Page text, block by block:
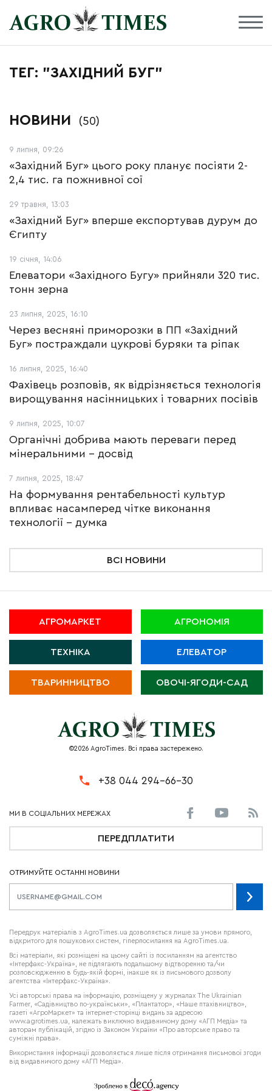
ТЕГ: "ЗАХІДНИЙ БУГ"
НОВИНИ (50)
9 липня, 09:26
«Західний Буг» цього року планує посіяти 2-
2,4 тис. га пожнивної сої
29 травня, 13:03
«Західний Буг» вперше експортував дурум до
Єгипту
19 січня, 14:06
Елеватори «Західного Бугу» прийняли 320 тис.
тонн зерна
23 липня, 2025, 16:10
Через весняні приморозки в ПП «Західний
Буг» постраждали цукрові буряки та ріпак
16 липня, 2025, 16:40
Фахівець розповів, як відрізняється технологія
вирощування насінницьких і товарних посівів
9 липня, 2025, 10:07
Органічні добрива мають переваги перед
мінеральними – досвід
7 липня, 2025, 18:47
На формування рентабельності культур
впливає насамперед чітке виконання
технології – думка
ВСІ НОВИНИ
АГРОМАРКЕТ АГРОНОМІЯ
ТЕХНІКА ЕЛЕВАТОР
ТВАРИННИЦТВО ОВОЧІ-ЯГОДИ-САД
©2026 AgroTimes. Всі права застережено.
+38 044 294-66-30
ПЕРЕДПЛАТИТИ
ОТРИМУЙТЕ ОСТАННІ НОВИНИ
Передрук матеріалів з AgroTimes.ua дозволяється лише за умови прямого,
відкритого для пошукових систем, гіперпосилання на AgroTimes.ua.
Всі матеріали, які розміщені на цьому сайті із посиланням на агентство
«Інтерфакс-Україна», не підлягають подальшому відтворенню та/чи
розповсюдженню в будь-якій формі, інакше як із письмового дозволу
агентства «Інтерфакс-Україна».
Усі авторські права на інформацію, розміщену у журналах The Ukrainian
Farmer , «Садівництво по-українськи», «Плантатор», «Наше птахівництво»,
газеті «АгроМаркет» та інтернет-сторінці видань за адресою
www.agrotimes.ua,
належать виключно видавничому дому «АГП Медіа» та
авторам публікацій, згідно із Законом України «Про авторське право та
суміжні права».
Використання інформації дозволяється лише після отримання письмової згоди
від видавничого дому «АГП Медіа».